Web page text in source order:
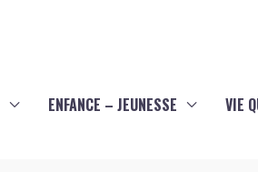
ENFANCE – JEUNESSE VIE